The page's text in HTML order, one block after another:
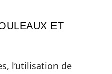
ET
l’utilisation de